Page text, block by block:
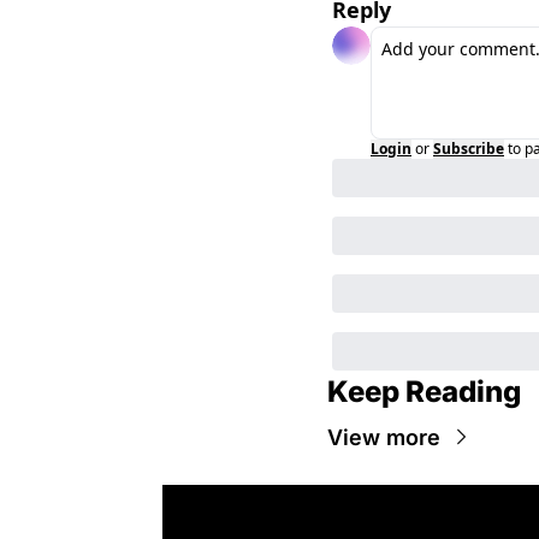
Reply
Login orSubscribeto
Keep Reading
View more